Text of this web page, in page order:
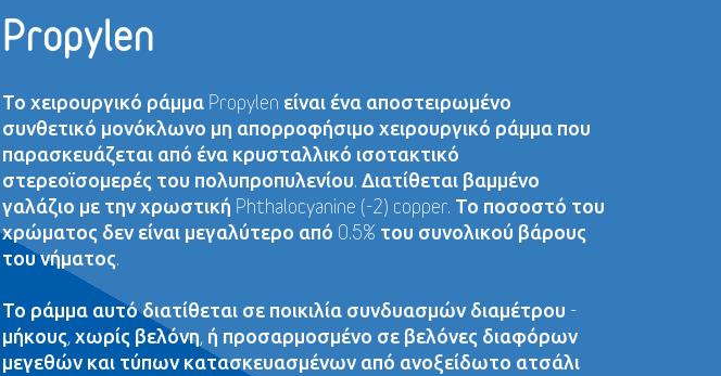
Propylen
Το χειρουργικό ράμμα Propylen είναι ένα αποστειρωμένο
συνθετικό μονόκλωνο μη απορροφήσιμο χειρουργικό ράμμα που
παρασκευάζεται από ένα κρυσταλλικό ισοτακτικό
στερεοϊσομερές του πολυπροπυλενίου. Διατίθεται βαμμένο
γαλάζιο με την χρωστική Phthalocyanine (-2) copper. Το ποσοστό του
χρώματος δεν είναι μεγαλύτερο από 0.5% του συνολικού βάρους
του νήματος.
Το ράμμα αυτό διατίθεται σε ποικιλία συνδυασμών διαμέτρου -
μήκους, χωρίς βελόνη, ή προσαρμοσμένο σε βελόνες διαφόρων
μεγεθών και τύπων κατασκευασμένων από ανοξείδωτο ατσάλι